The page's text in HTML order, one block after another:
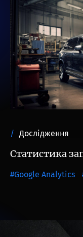
Дослідження
Статистика
Google Analytics